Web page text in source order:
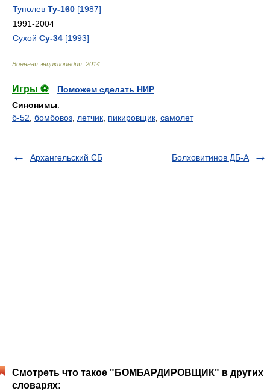
Туполев Ту-160 [1987]
1991-2004
Сухой Су-34 [1993]
Военная энциклопедия 2014
Игры ⚽
Поможем сделать НИР
Синонимы:
б-52 бомбовоз летчик пикировщик самолет
Архангельский СБ Болховитинов ДБ-А
Смотреть что такое "БОМБАРДИРОВЩИК" в других
словарях: